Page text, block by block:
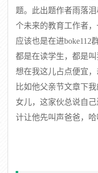
题。此出题作者雨落
个未来的教育工作者
应该也是在进boke112
都是在读学生，都是
想在我这儿占点便宜，
比如他父亲节文章下
女儿，这家伙总说自
计让他先叫声爸爸，哈